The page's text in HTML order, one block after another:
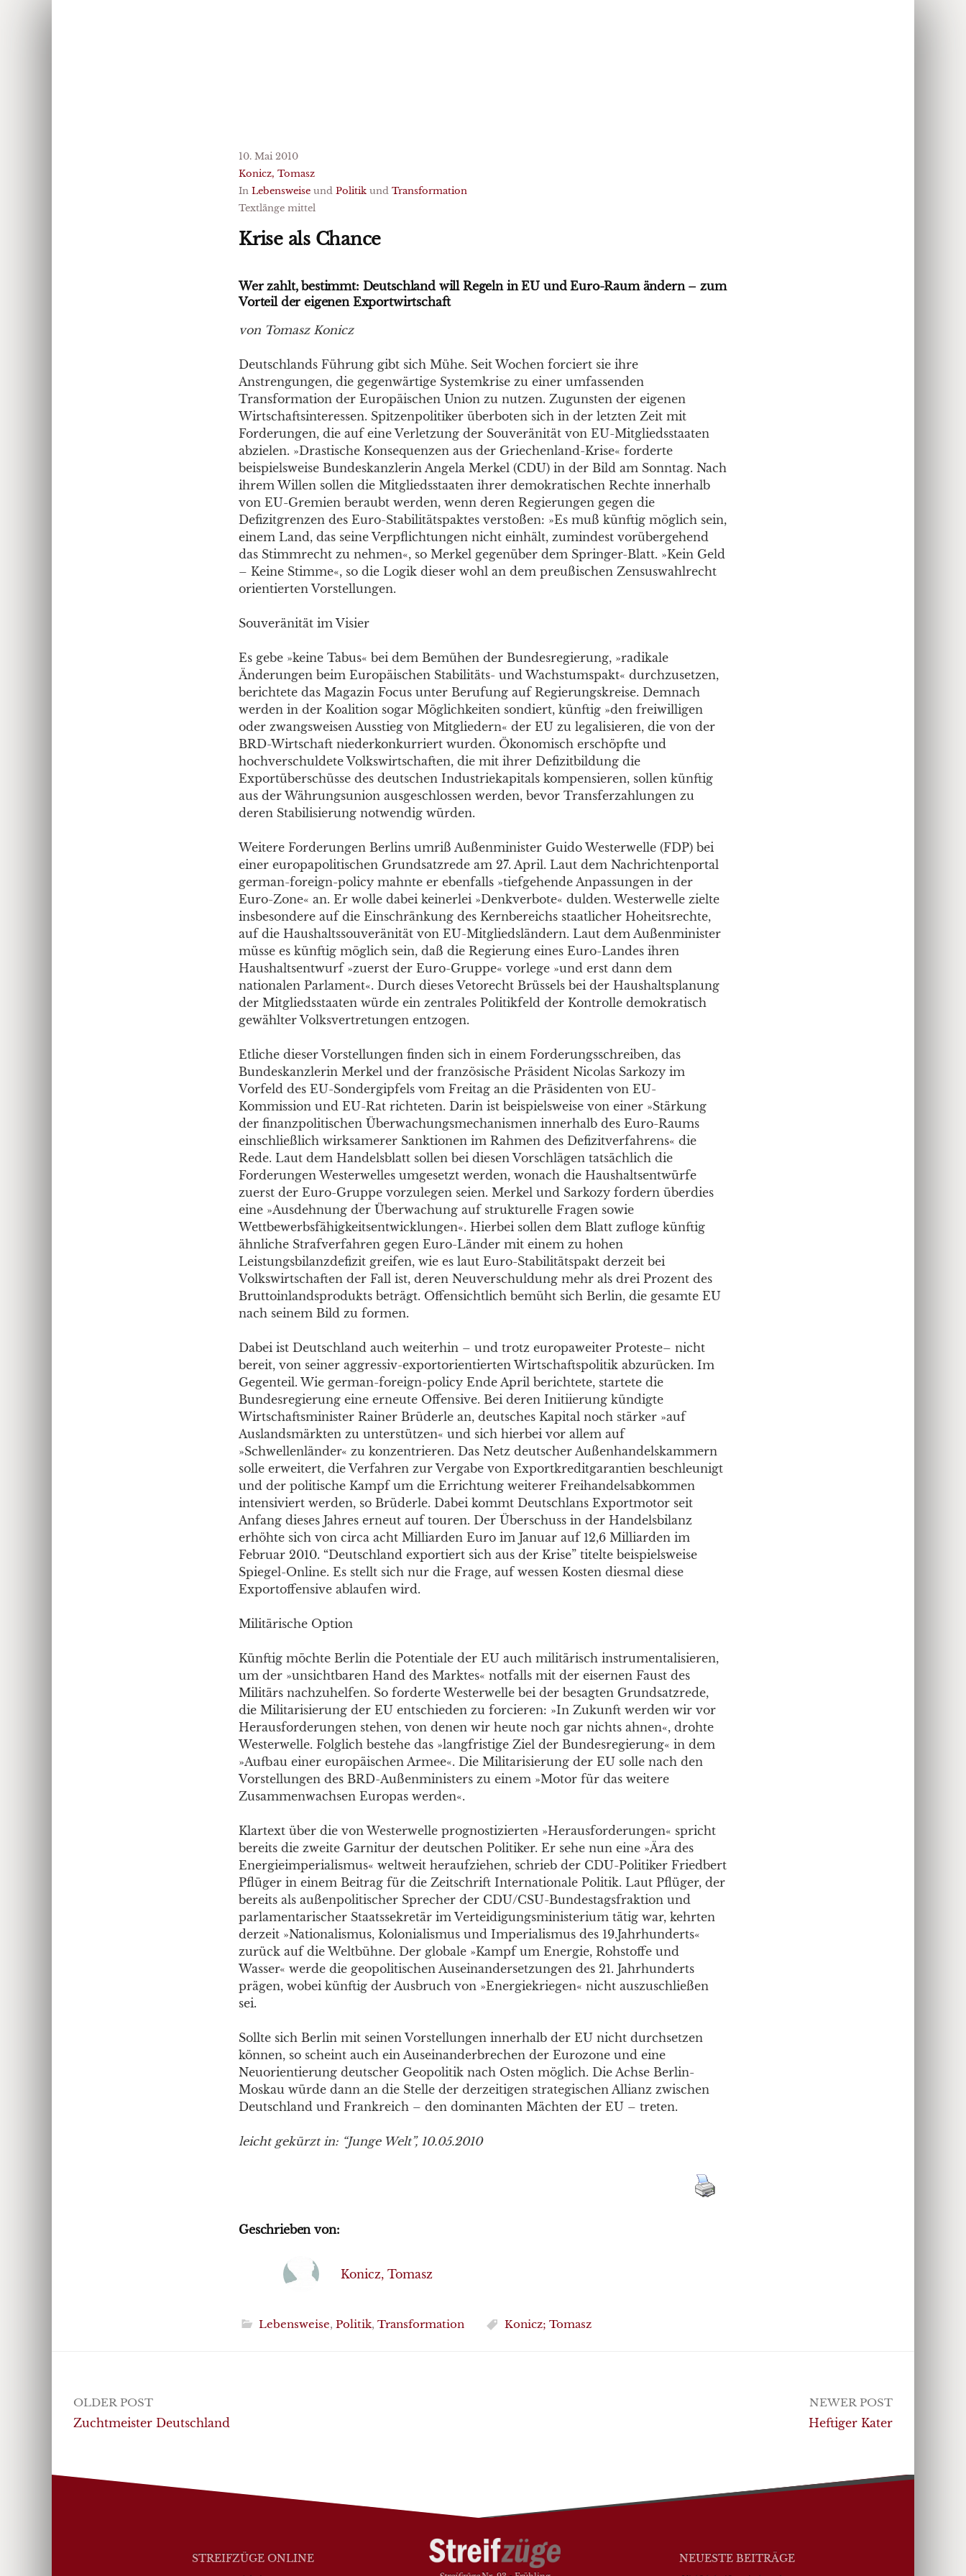
10. Mai 2010
Konicz, Tomasz
In Lebensweise und Politik und Transformation
Textlänge mittel
Krise als Chance
Wer zahlt, bestimmt: Deutschland will Regeln in EU und Euro-Raum ändern – zum
Vorteil der eigenen Exportwirtschaft
von Tomasz Konicz
Deutschlands Führung gibt sich Mühe. Seit Wochen forciert sie ihre
Anstrengungen, die gegenwärtige Systemkrise zu einer umfassenden
Transformation der Europäischen Union zu nutzen. Zugunsten der eigenen
Wirtschaftsinteressen. Spitzenpolitiker überboten sich in der letzten Zeit mit
Forderungen, die auf eine Verletzung der Souveränität von EU-Mitgliedsstaaten
abzielen. »Drastische Konsequenzen aus der Griechenland-Krise« forderte
beispielsweise Bundeskanzlerin Angela Merkel (CDU) in der Bild am Sonntag. Nach
ihrem Willen sollen die Mitgliedsstaaten ihrer demokratischen Rechte innerhalb
von EU-Gremien beraubt werden, wenn deren Regierungen gegen die
Defizitgrenzen des Euro-Stabilitätspaktes verstoßen: »Es muß künftig möglich sein,
einem Land, das seine Verpflichtungen nicht einhält, zumindest vorübergehend
das Stimmrecht zu nehmen«, so Merkel gegenüber dem Springer-Blatt. »Kein Geld
– Keine Stimme«, so die Logik dieser wohl an dem preußischen Zensuswahlrecht
orientierten Vorstellungen.
Souveränität im Visier
Es gebe »keine Tabus« bei dem Bemühen der Bundesregierung, »radikale
Änderungen beim Europäischen Stabilitäts- und Wachstumspakt« durchzusetzen,
berichtete das Magazin Focus unter Berufung auf Regierungskreise. Demnach
werden in der Koalition sogar Möglichkeiten sondiert, künftig »den freiwilligen
oder zwangsweisen Ausstieg von Mitgliedern« der EU zu legalisieren, die von der
BRD-Wirtschaft niederkonkurriert wurden. Ökonomisch erschöpfte und
hochverschuldete Volkswirtschaften, die mit ihrer Defizitbildung die
Exportüberschüsse des deutschen Industriekapitals kompensieren, sollen künftig
aus der Währungsunion ausgeschlossen werden, bevor Transferzahlungen zu
deren Stabilisierung notwendig würden.
Weitere Forderungen Berlins umriß Außenminister Guido Westerwelle (FDP) bei
einer europapolitischen Grundsatzrede am 27. April. Laut dem Nachrichtenportal
german-foreign-policy mahnte er ebenfalls »tiefgehende Anpassungen in der
Euro-Zone« an. Er wolle dabei keinerlei »Denkverbote« dulden. Westerwelle zielte
insbesondere auf die Einschränkung des Kernbereichs staatlicher Hoheitsrechte,
auf die Haushaltssouveränität von EU-Mitgliedsländern. Laut dem Außenminister
müsse es künftig möglich sein, daß die Regierung eines Euro-Landes ihren
Haushaltsentwurf »zuerst der Euro-Gruppe« vorlege »und erst dann dem
nationalen Parlament«. Durch dieses Vetorecht Brüssels bei der Haushaltsplanung
der Mitgliedsstaaten würde ein zentrales Politikfeld der Kontrolle demokratisch
gewählter Volksvertretungen entzogen.
Etliche dieser Vorstellungen finden sich in einem Forderungsschreiben, das
Bundeskanzlerin Merkel und der französische Präsident Nicolas Sarkozy im
Vorfeld des EU-Sondergipfels vom Freitag an die Präsidenten von EU-
Kommission und EU-Rat richteten. Darin ist beispielsweise von einer »Stärkung
der finanzpolitischen Überwachungsmechanismen innerhalb des Euro-Raums
einschließlich wirksamerer Sanktionen im Rahmen des Defizitverfahrens« die
Rede. Laut dem Handelsblatt sollen bei diesen Vorschlägen tatsächlich die
Forderungen Westerwelles umgesetzt werden, wonach die Haushaltsentwürfe
zuerst der Euro-Gruppe vorzulegen seien. Merkel und Sarkozy fordern überdies
eine »Ausdehnung der Überwachung auf strukturelle Fragen sowie
Wettbewerbsfähigkeitsentwicklungen«. Hierbei sollen dem Blatt zufloge künftig
ähnliche Strafverfahren gegen Euro-Länder mit einem zu hohen
Leistungsbilanzdefizit greifen, wie es laut Euro-Stabilitätspakt derzeit bei
Volkswirtschaften der Fall ist, deren Neuverschuldung mehr als drei Prozent des
Bruttoinlandsprodukts beträgt. Offensichtlich bemüht sich Berlin, die gesamte EU
nach seinem Bild zu formen.
Dabei ist Deutschland auch weiterhin – und trotz europaweiter Proteste– nicht
bereit, von seiner aggressiv-exportorientierten Wirtschaftspolitik abzurücken. Im
Gegenteil. Wie german-foreign-policy Ende April berichtete, startete die
Bundesregierung eine erneute Offensive. Bei deren Initiierung kündigte
Wirtschaftsminister Rainer Brüderle an, deutsches Kapital noch stärker »auf
Auslandsmärkten zu unterstützen« und sich hierbei vor allem auf
»Schwellenländer« zu konzentrieren. Das Netz deutscher Außenhandelskammern
solle erweitert, die Verfahren zur Vergabe von Exportkreditgarantien beschleunigt
und der politische Kampf um die Errichtung weiterer Freihandelsabkommen
intensiviert werden, so Brüderle. Dabei kommt Deutschlans Exportmotor seit
Anfang dieses Jahres erneut auf touren. Der Überschuss in der Handelsbilanz
erhöhte sich von circa acht Milliarden Euro im Januar auf 12,6 Milliarden im
Februar 2010. “Deutschland exportiert sich aus der Krise” titelte beispielsweise
Spiegel-Online. Es stellt sich nur die Frage, auf wessen Kosten diesmal diese
Exportoffensive ablaufen wird.
Militärische Option
Künftig möchte Berlin die Potentiale der EU auch militärisch instrumentalisieren,
um der »unsichtbaren Hand des Marktes« notfalls mit der eisernen Faust des
Militärs nachzuhelfen. So forderte Westerwelle bei der besagten Grundsatzrede,
die Militarisierung der EU entschieden zu forcieren: »In Zukunft werden wir vor
Herausforderungen stehen, von denen wir heute noch gar nichts ahnen«, drohte
Westerwelle. Folglich bestehe das »langfristige Ziel der Bundesregierung« in dem
»Aufbau einer europäischen Armee«. Die Militarisierung der EU solle nach den
Vorstellungen des BRD-Außenministers zu einem »Motor für das weitere
Zusammenwachsen Europas werden«.
Klartext über die von Westerwelle prognostizierten »Herausforderungen« spricht
bereits die zweite Garnitur der deutschen Politiker. Er sehe nun eine »Ära des
Energieimperialismus« weltweit heraufziehen, schrieb der CDU-Politiker Friedbert
Pflüger in einem Beitrag für die Zeitschrift Internationale Politik. Laut Pflüger, der
bereits als außenpolitischer Sprecher der CDU/CSU-Bundestagsfraktion und
parlamentarischer Staatssekretär im Verteidigungsministerium tätig war, kehrten
derzeit »Nationalismus, Kolonialismus und Imperialismus des 19.Jahrhunderts«
zurück auf die Weltbühne. Der globale »Kampf um Energie, Rohstoffe und
Wasser« werde die geopolitischen Auseinandersetzungen des 21. Jahrhunderts
prägen, wobei künftig der Ausbruch von »Energiekriegen« nicht auszuschließen
sei.
Sollte sich Berlin mit seinen Vorstellungen innerhalb der EU nicht durchsetzen
können, so scheint auch ein Auseinanderbrechen der Eurozone und eine
Neuorientierung deutscher Geopolitik nach Osten möglich. Die Achse Berlin-
Moskau würde dann an die Stelle der derzeitigen strategischen Allianz zwischen
Deutschland und Frankreich – den dominanten Mächten der EU – treten.
leicht gekürzt in: “Junge Welt”, 10.05.2010
Geschrieben von:
Konicz, Tomasz
Lebensweise, Politik, Transformation Konicz; Tomasz
Post
navigation
OLDER POST
Zuchtmeister Deutschland
NEWER POST
Heftiger Kater
STREIFZÜGE ONLINE NEUESTE BEITRÄGE